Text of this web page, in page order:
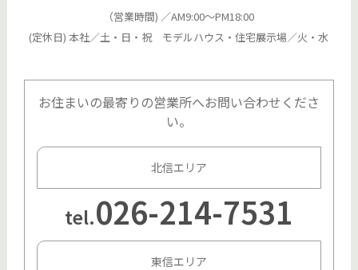
（営業時間) ／AM9:00～PM18:00
(定休日) 本社／土・日・祝 モデルハウス・住宅展示場／火・水
お住まいの最寄りの営業所へお問い合わせくださ
い。
北信エリア
tel.026-214-7531
東信エリア